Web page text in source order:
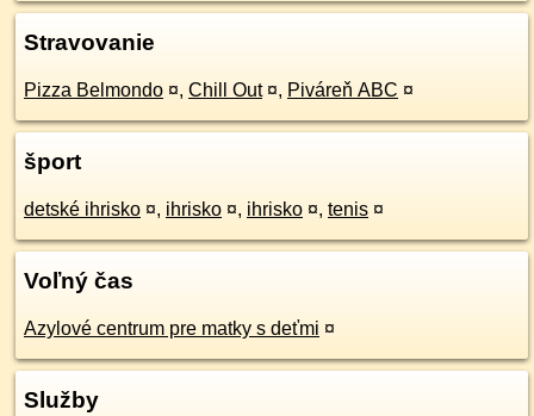
Stravovanie
Pizza Belmondo ¤, Chill Out ¤, Piváreň ABC ¤
šport
detské ihrisko ¤, ihrisko ¤, ihrisko ¤, tenis ¤
Voľný čas
Azylové centrum pre matky s deťmi ¤
Služby